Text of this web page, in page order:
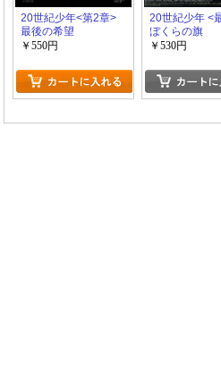
20世紀少年<第2章>
最後の希望
￥550円
20世紀少年 <
ぼくらの旗
￥530円